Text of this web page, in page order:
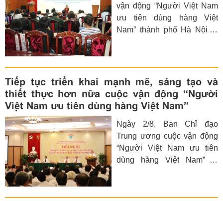
1/8 đến 8/8/2019.
vận động “Người Việt Nam
ưu tiên dùng hàng Việt
Nam” thành phố Hà Nội tổ
“Hàng Việt Nam được
người tiêu dùng yêu thích”
và “Hội chợ hàng Việt thành
phố Hà Nội” năm 2019.
Tiếp tục triển khai mạnh mẽ, sáng tạo và
thiết thực hơn nữa cuộc vận động “Người
Việt Nam ưu tiên dùng hàng Việt Nam”
Ngày 2/8, Ban Chỉ đạo
Trung ương cuộc vận động
“Người Việt Nam ưu tiên
dùng hàng Việt Nam” tổ
Việt Nam ưu tiên dùng hàng